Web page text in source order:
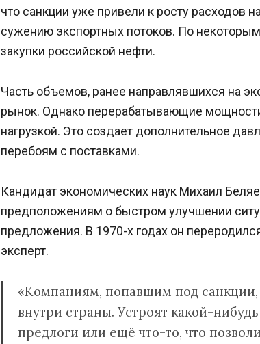
что санкции уже привели к росту расходов
сужению экспортных потоков. По
закупки российской нефти.
Часть объемов, ранее направлявшихся на
рынок. Однако перерабатывающие
нагрузкой. Это создает дополнительное
перебоям с поставками.
Кандидат экономических наук Михаил
предположениям о быстром улучшении
предложения. В 1970-х годах он
эксперт.
«Компаниям, попавшим под санкции,
внутри страны. Устроят какой-
предлоги или ещё что-то, что